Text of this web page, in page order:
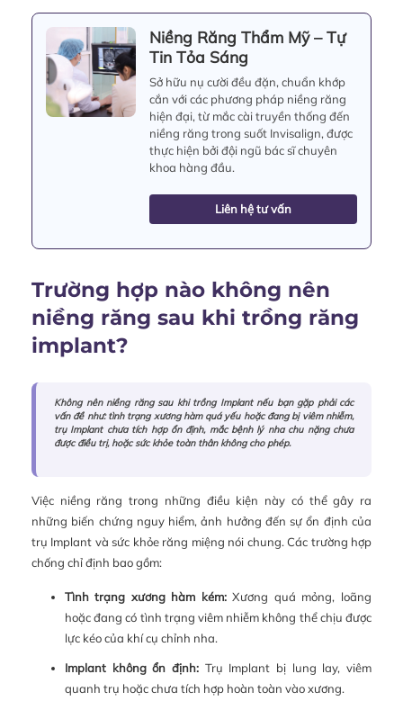
Niềng Răng Thẩm Mỹ – Tự
Tin Tỏa Sáng
Sở hữu nụ cười đều đặn, chuẩn khớp
cắn với các phương pháp niềng răng
hiện đại, từ mắc cài truyền thống đến
niềng răng trong suốt Invisalign, được
thực hiện bởi đội ngũ bác sĩ chuyên
khoa hàng đầu.
Liên hệ tư vấn
Trường hợp nào không nên
niềng răng sau khi trồng răng
implant?
Không nên niềng răng sau khi trồng Implant nếu bạn gặp phải các
vấn đề như: tình trạng xương hàm quá yếu hoặc đang bị viêm nhiễm,
trụ Implant chưa tích hợp ổn định, mắc bệnh lý nha chu nặng chưa
được điều trị, hoặc sức khỏe toàn thân không cho phép.
Việc niềng răng trong những điều kiện này có thể gây ra
những biến chứng nguy hiểm, ảnh hưởng đến sự ổn định của
trụ Implant và sức khỏe răng miệng nói chung. Các trường hợp
chống chỉ định bao gồm:
Tình trạng xương hàm kém:Xương quá mỏng, loãng
hoặc đang có tình trạng viêm nhiễm không thể chịu được
lực kéo của khí cụ chỉnh nha.
Implant không ổn định:Trụ Implant bị lung lay, viêm
quanh trụ hoặc chưa tích hợp hoàn toàn vào xương.